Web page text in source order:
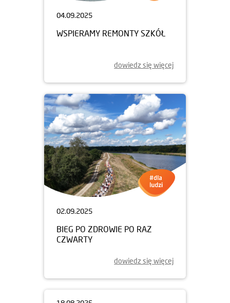
04.09.2025
WSPIERAMY REMONTY SZKÓŁ
dowiedz się więcej
02.09.2025
BIEG PO ZDROWIE PO RAZ
CZWARTY
dowiedz się więcej